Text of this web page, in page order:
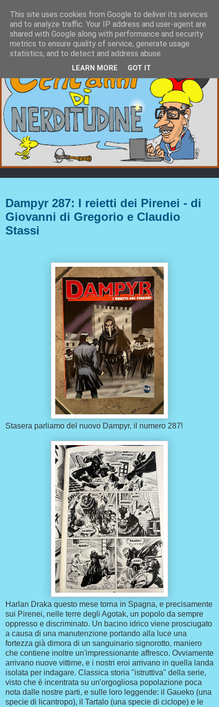
Dampyr 287: I reietti dei Pirenei - di
Giovanni di Gregorio e Claudio
Stassi
Stasera parliamo del nuovo Dampyr, il numero 287!
Harlan Draka questo mese torna in Spagna, e precisamente
sui Pirenei, nelle terre degli Agotak, un popolo da sempre
oppresso e discriminato. Un bacino idrico viene prosciugato
a causa di una manutenzione portando alla luce una
fortezza già dimora di un sanguinario signorotto, maniero
che contiene inoltre un'impressionante affresco. Ovviamente
arrivano nuove vittime, e i nostri eroi arrivano in quella landa
isolata per indagare. Classica storia "istruttiva" della serie,
visto che è incentrata su un'orgogliosa popolazione poca
nota dalle nostre parti, e sulle loro leggende: il Gaueko (una
specie di licantropo), il Tartalo (una specie di ciclope) e le
This site uses cookies from Google to deliver its services
and to analyze traffic. Your IP address and user-agent are
shared with Google along with performance and security
metrics to ensure quality of service, generate usage
statistics, and to detect and address abuse.
LEARN MORE GOT IT